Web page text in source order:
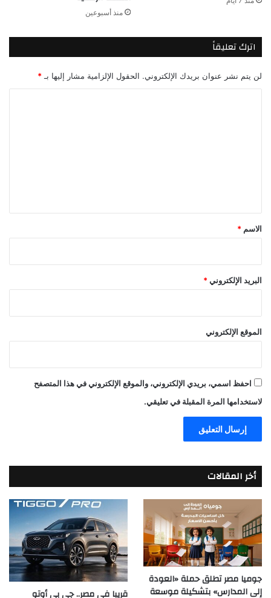
منذ أسبوعين
اترك تعليقاً
لن يتم نشر عنوان بريدك الإلكتروني. الحقول الإلزامية مشار إليها بـ *
*
الاسم *
البريد الإلكتروني *
الموقع الإلكتروني
احفظ اسمي، بريدي الإلكتروني، والموقع الإلكتروني في هذا المتصفح
لاستخدامها المرة المقبلة في تعليقي.
أخر المقالات
جوميا مصر تطلق حملة «العودة
إلى المدارس» بتشكيلة موسعة
قريبا في مصر.. جي بي أوتو